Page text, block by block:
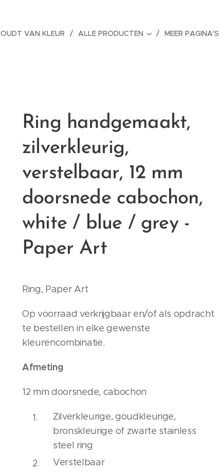
VAN KLEUR ALLE PRODUCTEN MEER PAGINA'S
Ring handgemaakt,
zilverkleurig,
verstelbaar, 12 mm
doorsnede cabochon,
white / blue / grey -
Paper Art
Ring, Paper Art
Op voorraad verkrijgbaar en/of als opdracht
te bestellen in elke gewenste
kleurencombinatie.
Afmeting
12 mm doorsnede, cabochon
Zilverkleurige, goudkleurige,
bronskleurige of zwarte stainless
steel ring
Verstelbaar